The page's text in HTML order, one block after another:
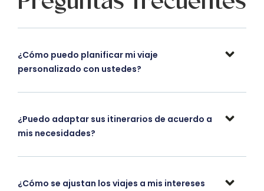
¿Cómo puedo planificar mi viaje
personalizado con ustedes?
¿Puedo adaptar sus itinerarios de acuerdo a
mis necesidades?
¿Cómo se ajustan los viajes a mis intereses